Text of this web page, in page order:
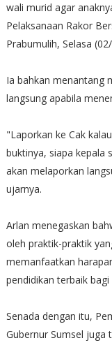
wali murid agar
Pelaksanaan Rakor
Prabumulih, Selasa
Ia bahkan menantang
langsung apabila
"Laporkan ke Cak
buktinya, siapa kepala
akan melaporkan
ujarnya.
Arlan menegaskan
oleh praktik-praktik
memanfaatkan
pendidikan terbaik
Senada dengan itu,
Gubernur Sumsel juga